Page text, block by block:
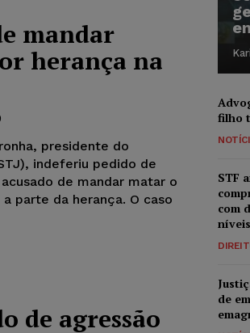
mandar
herança na
presidente do
indeferiu pedido de
de mandar matar o
parte da herança. O caso
de agressão
filho
STF
com
níveis
de